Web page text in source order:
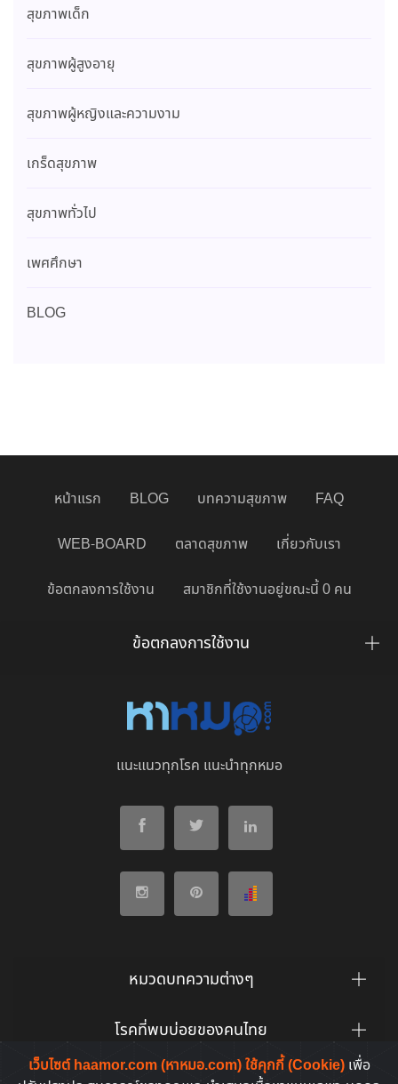
สุขภาพเด็ก
สุขภาพผู้สูงอายุ
สุขภาพผู้หญิงและความงาม
เกร็ดสุขภาพ
สุขภาพทั่วไป
เพศศึกษา
BLOG
เว็บไซต์ haamor.com (หาหมอ.com) ใช้คุกกี้ (Cookie) เพื่อ
หน้าแรก BLOG บทความสุขภาพ FAQ
WEB-BOARD ตลาดสุขภาพ เกี่ยวกับเรา
ข้อตกลงการใช้งาน สมาชิกที่ใช้งานอยู่ขณะนี้ 0 คน
ข้อตกลงการใช้งาน
แนะแนวทุกโรค แนะนำทุกหมอ
หมวดบทความต่างๆ
โรคที่พบบ่อยของคนไทย
ยาที่คนไทยค้นหาบ่อย